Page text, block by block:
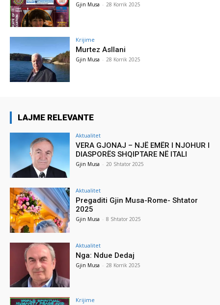
Gjin Musa - 28 Korrik 2025
Krijime
Murtez Asllani
Gjin Musa - 28 Korrik 2025
LAJME RELEVANTE
Aktualitet
VERA GJONAJ – NJË EMËR I NJOHUR I
DIASPORËS SHQIPTARE NË ITALI
Gjin Musa - 20 Shtator 2025
Aktualitet
Pregaditi Gjin Musa-Rome- Shtator
2025
Gjin Musa - 8 Shtator 2025
Aktualitet
Nga: Ndue Dedaj
Gjin Musa - 28 Korrik 2025
Krijime